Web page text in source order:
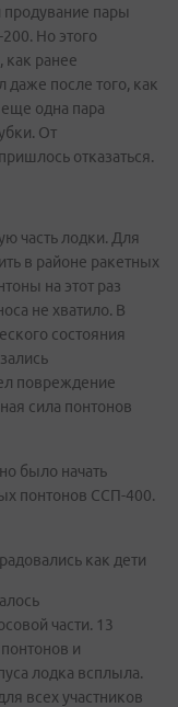
продувание пары
Но этого
как ранее
даже после того, как
одна пара
От
отказаться.
часть лодки. Для
в районе ракетных
на этот раз
не хватило. В
состояния
повреждение
сила понтонов
было начать
понтонов ССП-400.
как дети
части. 13
и
лодка всплыла.
всех участников